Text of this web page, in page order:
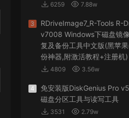
6259 7.88w
3
RDriveImage7_R-Tools R-
v7008 Windows下磁盘镜
复及备份工具中文版(黑苹
份神器,附激活教程+注册机)
4809 3.56w
4
免安装版DiskGenius Pro
磁盘分区工具与读写工具
3531 2.79w